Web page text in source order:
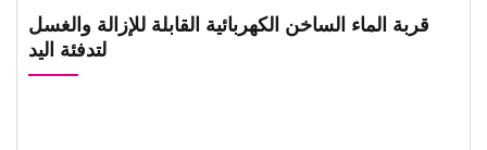
قربة الماء الساخن الكهربائية القابلة للإزالة والغسل
لتدفئة اليد